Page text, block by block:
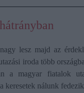
lesz majd az
iroda több
a magyar fiatalok
keresetek nálunk